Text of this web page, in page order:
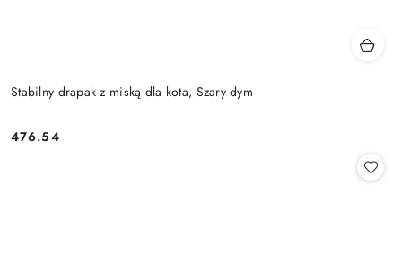
Stabilny drapak z miską dla kota, Szary dym
Cena:
476.54